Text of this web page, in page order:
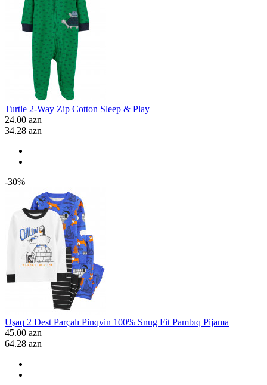
Turtle 2-Way Zip Cotton Sleep & Play
24.00 azn
34.28 azn
-30%
Uşaq 2 Dest Parçalı Pinqvin 100% Snug Fit Pambıq Pijama
45.00 azn
64.28 azn